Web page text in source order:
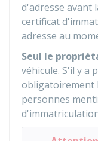
d'adresse avant
certificat
adresse au
Seul le
véhicule. S'il y a
obligatoirement
personnes